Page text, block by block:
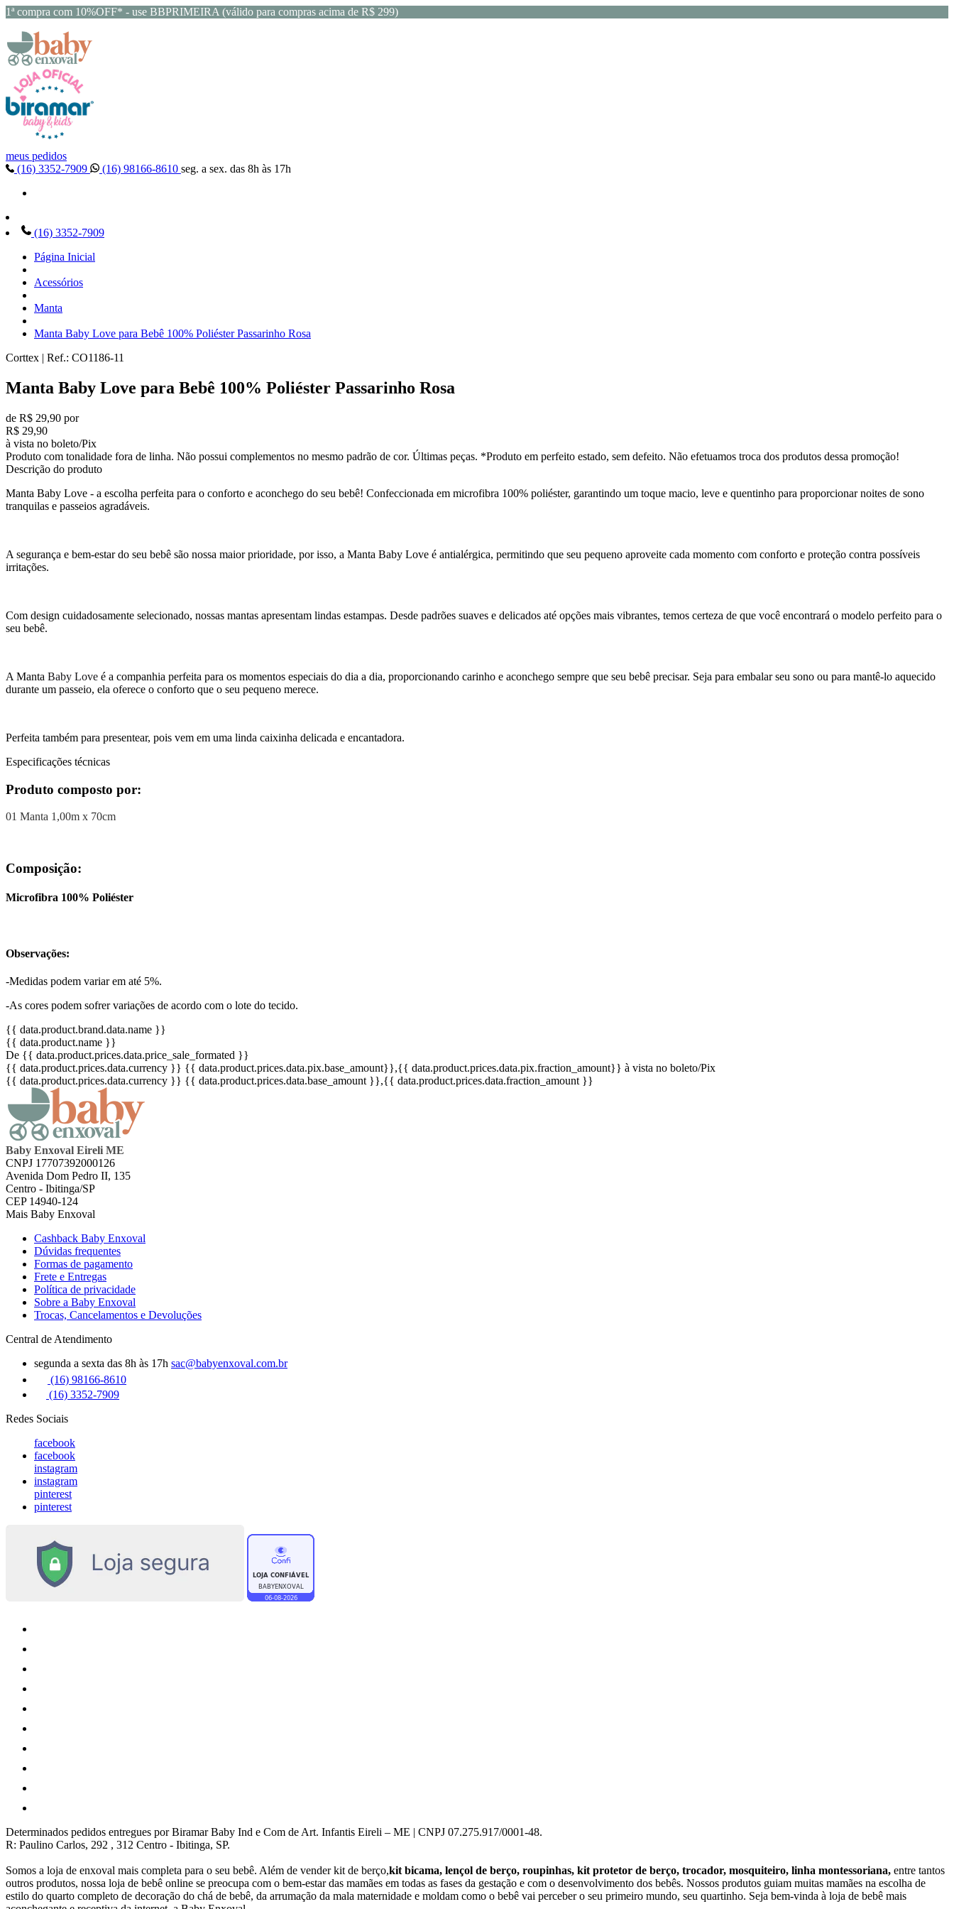
1ª compra com 10%OFF* - use BBPRIMEIRA (válido para compras acima de R$ 299)
meus pedidos
(16) 3352-7909
(16) 98166-8610 seg. a sex. das 8h às 17h
(16) 3352-7909
Página Inicial
Acessórios
Manta
Manta Baby Love para Bebê 100% Poliéster Passarinho Rosa
Corttex | Ref.: CO1186-11
Manta Baby Love para Bebê 100% Poliéster Passarinho Rosa
de R$ 29,90 por
R$ 29,90
à vista no boleto/Pix
Produto com tonalidade fora de linha. Não possui complementos no mesmo padrão de cor. Últimas peças. *Produto em perfeito estado, sem defeito. Não efetuamos troca dos produtos dessa promoção!
Descrição do produto
Manta Baby Love - a escolha perfeita para o conforto e aconchego do seu bebê! Confeccionada em microfibra 100% poliéster, garantindo um toque macio, leve e quentinho para proporcionar noites de sono
tranquilas e passeios agradáveis.
A segurança e bem-estar do seu bebê são nossa maior prioridade, por isso, a Manta Baby Love é antialérgica, permitindo que seu pequeno aproveite cada momento com conforto e proteção contra possíveis
irritações.
Com design cuidadosamente selecionado, nossas mantas apresentam lindas estampas. Desde padrões suaves e delicados até opções mais vibrantes, temos certeza de que você encontrará o modelo perfeito para o
seu bebê.
A Manta Baby Love é a companhia perfeita para os momentos especiais do dia a dia, proporcionando carinho e aconchego sempre que seu bebê precisar. Seja para embalar seu sono ou para mantê-lo aquecido
durante um passeio, ela oferece o conforto que o seu pequeno merece.
Perfeita também para presentear, pois vem em uma linda caixinha delicada e encantadora.
Especificações técnicas
Produto composto por:
01 Manta 1,00m x 70cm
Composição:
Microfibra 100% Poliéster
Observações:
-Medidas podem variar em até 5%.
-As cores podem sofrer variações de acordo com o lote do tecido.
{{ data.product.brand.data.name }}
{{ data.product.name }}
De {{ data.product.prices.data.price_sale_formated }}
{{ data.product.prices.data.currency }} {{ data.product.prices.data.pix.base_amount}},{{ data.product.prices.data.pix.fraction_amount}} à vista no boleto/Pix
{{ data.product.prices.data.currency }} {{ data.product.prices.data.base_amount }},{{ data.product.prices.data.fraction_amount }}
Baby Enxoval Eireli ME
CNPJ 17707392000126
Avenida Dom Pedro II, 135
Centro - Ibitinga/SP
CEP 14940-124
Mais Baby Enxoval
Cashback Baby Enxoval
Dúvidas frequentes
Formas de pagamento
Frete e Entregas
Política de privacidade
Sobre a Baby Enxoval
Trocas, Cancelamentos e Devoluções
Central de Atendimento
segunda a sexta das 8h às 17h sac@babyenxoval.com.br
(16) 98166-8610
(16) 3352-7909
Redes Sociais
facebook
facebook
instagram
instagram
pinterest
pinterest
Determinados pedidos entregues por Biramar Baby Ind e Com de Art. Infantis Eireli – ME | CNPJ 07.275.917/0001-48.
R: Paulino Carlos, 292 , 312 Centro - Ibitinga, SP.
Somos a loja de enxoval mais completa para o seu bebê. Além de vender kit de berço,kit bicama, lençol de berço, roupinhas, kit protetor de berço, trocador, mosquiteiro, linha montessoriana, entre tantos
outros produtos, nossa loja de bebê online se preocupa com o bem-estar das mamães em todas as fases da gestação e com o desenvolvimento dos bebês. Nossos produtos guiam muitas mamães na escolha de
estilo do quarto completo de decoração do chá de bebê, da arrumação da mala maternidade e moldam como o bebê vai perceber o seu primeiro mundo, seu quartinho. Seja bem-vinda à loja de bebê mais